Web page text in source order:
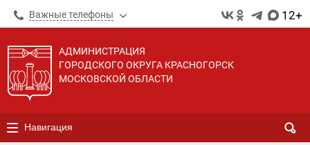
Важные телефоны 12+
АДМИНИСТРАЦИЯ
ГОРОДСКОГО ОКРУГА КРАСНОГОРСК
МОСКОВСКОЙ ОБЛАСТИ
Навигация